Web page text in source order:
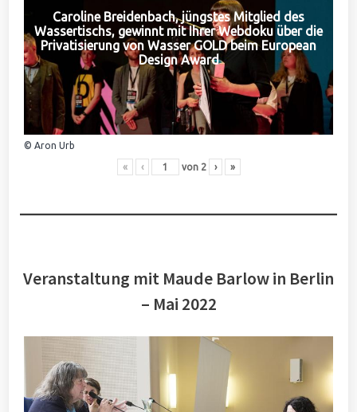
Caroline Breidenbach, jüngstes Mitglied des
Wassertischs, gewinnt mit Ihrer Webdoku über die
Privatisierung von Wasser GOLD beim European
Design Award
© Aron Urb
« ‹ von 2 › »
Veranstaltung mit Maude Barlow in Berlin
– Mai 2022